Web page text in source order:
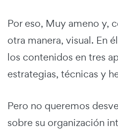
Por eso, Muy ameno y,
otra manera, visual. En
los contenidos en tres
estrategias, técnicas y
Pero no queremos
sobre su organización